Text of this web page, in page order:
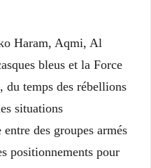
Haram, Aqmi, Al
bleus et la Force
du temps des rébellions
situations
des groupes armés
positionnements pour